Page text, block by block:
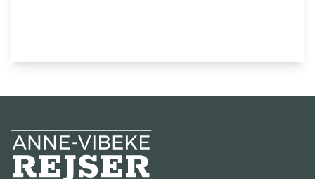
Anne-Vibeke Rejser